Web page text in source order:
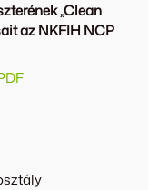
„Clean
az NKFIH NCP